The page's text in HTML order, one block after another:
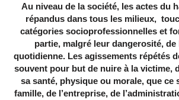
Au niveau de la société, les actes du
répandus dans tous les milieux,
catégories socioprofessionnelles et
partie, malgré leur dangerosité, de
quotidienne. Les agissements répétés
souvent pour but de nuire à la victime,
sa santé, physique ou morale, que ce
famille, de l’entreprise, de